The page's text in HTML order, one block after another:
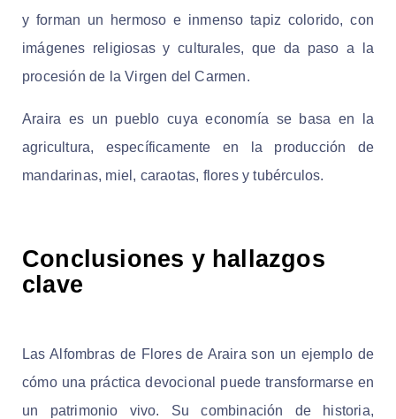
y forman un hermoso e inmenso tapiz colorido, con
imágenes religiosas y culturales, que da paso a la
procesión de la Virgen del Carmen.
Araira es un pueblo cuya economía se basa en la
agricultura, específicamente en la producción de
mandarinas, miel, caraotas, flores y tubérculos.
Conclusiones y hallazgos
clave
Las Alfombras de Flores de Araira son un ejemplo de
cómo una práctica devocional puede transformarse en
un patrimonio vivo. Su combinación de historia,